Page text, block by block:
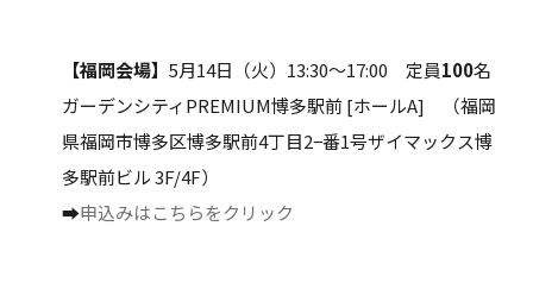
【福岡会場】5月14日（火）13:30～17:00 定員100名
ガーデンシティPREMIUM博多駅前 [ホールA] （福岡
県福岡市博多区博多駅前4丁目2−番1号ザイマックス博
多駅前ビル 3F/4F）
➡申込みはこちらをクリック